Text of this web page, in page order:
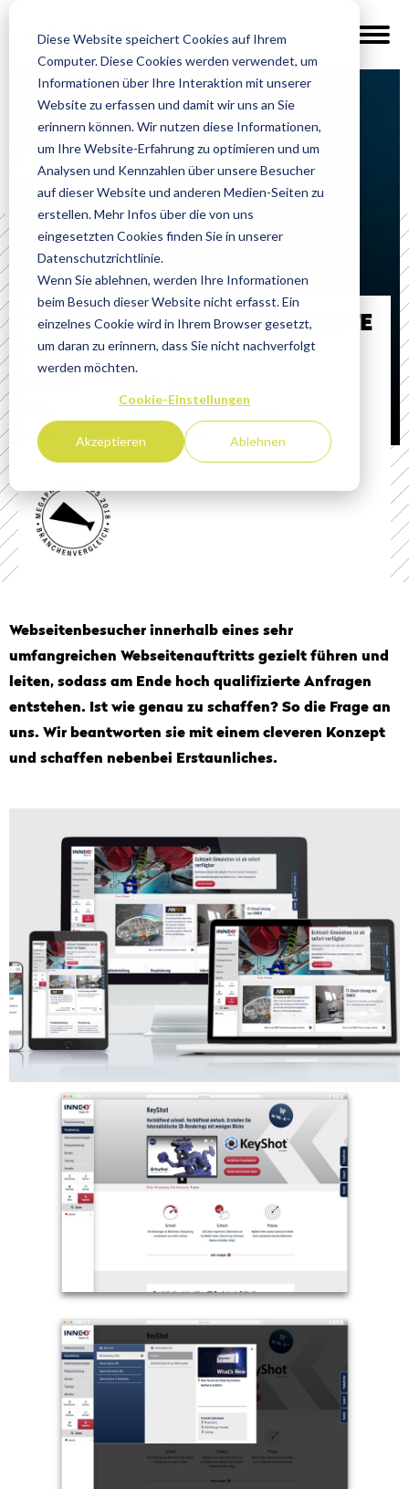
Diese Website speichert Cookies auf Ihrem
Computer. Diese Cookies werden verwendet, um
Informationen über Ihre Interaktion mit unserer
Website zu erfassen und damit wir uns an Sie
erinnern können. Wir nutzen diese Informationen,
um Ihre Website-Erfahrung zu optimieren und um
Analysen und Kennzahlen über unsere Besucher
auf dieser Website und anderen Medien-Seiten zu
erstellen. Mehr Infos über die von uns
eingesetzten Cookies finden Sie in unserer
Datenschutzrichtlinie.
Wenn Sie ablehnen, werden Ihre Informationen
beim Besuch dieser Website nicht erfasst. Ein
einzelnes Cookie wird in Ihrem Browser gesetzt,
um daran zu erinnern, dass Sie nicht nachverfolgt
werden möchten.
Cookie-Einstellungen
Akzeptieren Ablehnen
Cases
WEBSITE
WIE ERHALTEN WIR QUALIFIZIERTE
ANFRAGEN ÜBER WEB?
WEB
www.inneo.de
Webseitenbesucher innerhalb eines sehr
umfangreichen Webseitenauftritts gezielt führen und
leiten, sodass am Ende hoch qualifizierte Anfragen
entstehen. Ist wie genau zu schaffen? So die Frage an
uns. Wir beantworten sie mit einem cleveren Konzept
und schaffen nebenbei Erstaunliches.